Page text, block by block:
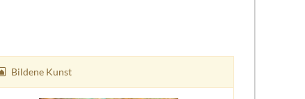
Bildene Kunst